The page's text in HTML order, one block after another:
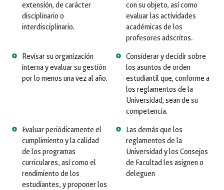
extensión, de carácter
disciplinario o
interdisciplinario.
con su objeto, así como
evaluar las actividades
académicas de los
profesores adscritos.
Revisar su organización
interna y evaluar su gestión
por lo menos una vez al año.
Considerar y decidir sobre
los asuntos de orden
estudiantil que, conforme a
los reglamentos de la
Universidad, sean de su
competencia.
Evaluar periódicamente el
cumplimiento y la calidad
de los programas
curriculares, así como el
rendimiento de los
estudiantes, y proponer los
Las demás que los
reglamentos de la
Universidad y los Consejos
de Facultad les asignen o
deleguen